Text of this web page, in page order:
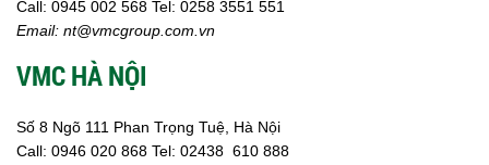
Call: 0945 002 568 Tel: 0258 3551 551
Email: nt@vmcgroup.com.vn
VMC HÀ NỘI
Số 8 Ngõ 111 Phan Trọng Tuệ, Hà Nội
Call: 0946 020 868 Tel: 02438 610 888